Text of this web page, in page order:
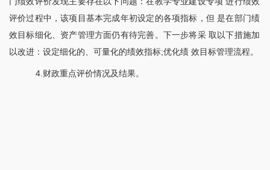
评价过程中，该项目基本完成年初设定的各项指标，但 是在部门绩
效目标细化、资产管理方面仍有待完善。下一步将采 取以下措施加
以改进：设定细化的、可量化的绩效指标;优化绩 效目标管理流程。
4.财政重点评价情况及结果。